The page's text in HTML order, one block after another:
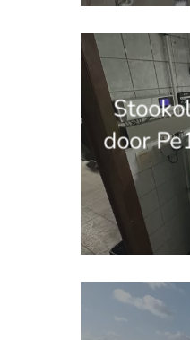
'.get_the_title().'
door
'.get_the_title().'